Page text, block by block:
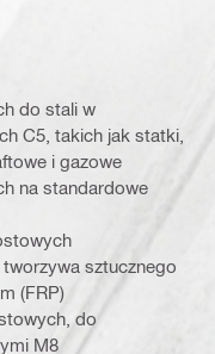
do stali w
C5, takich jak statki,
i gazowe
na standardowe
sztucznego
(FRP)
do
M8